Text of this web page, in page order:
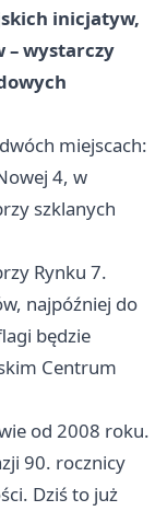
inicjatyw,
– wystarczy
miejscach:
4, w
szklanych
Rynku 7.
najpóźniej do
będzie
Centrum
od 2008 roku.
90. rocznicy
Dziś to już